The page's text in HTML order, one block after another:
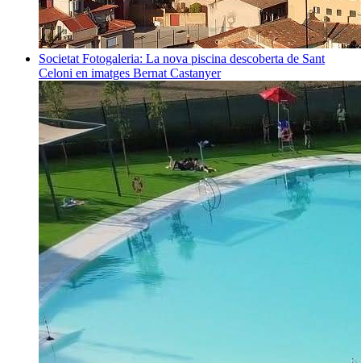
Societat Fotogaleria: La nova piscina descoberta de Sant
Celoni en imatges Bernat Castanyer